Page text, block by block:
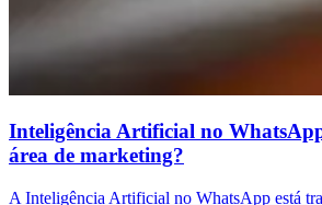
Inteligência Artificial no
área de marketing?
A Inteligência Artificial no WhatsApp está